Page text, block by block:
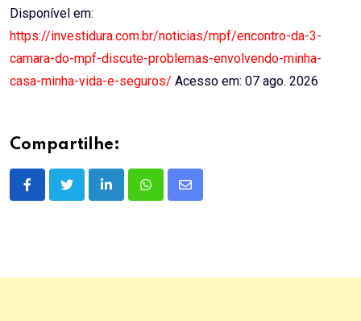
Disponível em:
https://investidura.com.br/noticias/mpf/encontro-da-3-
camara-do-mpf-discute-problemas-envolvendo-minha-
casa-minha-vida-e-seguros/ Acesso em: 07 ago. 2026
Compartilhe:
LinkedInWhatsappShare